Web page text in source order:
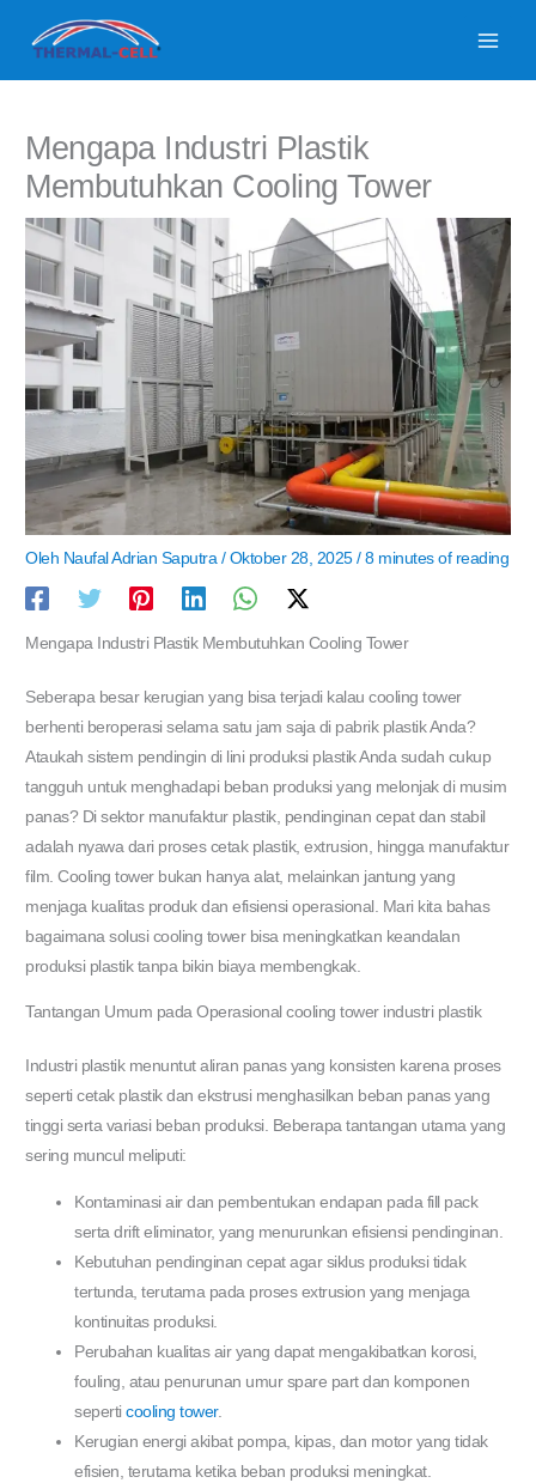
Mengapa Industri Plastik
Membutuhkan Cooling Tower
Oleh Naufal Adrian Saputra / Oktober 28, 2025/8 minutes of reading
Mengapa Industri Plastik Membutuhkan Cooling Tower
Seberapa besar kerugian yang bisa terjadi kalau cooling tower
berhenti beroperasi selama satu jam saja di pabrik plastik Anda?
Ataukah sistem pendingin di lini produksi plastik Anda sudah cukup
tangguh untuk menghadapi beban produksi yang melonjak di musim
panas? Di sektor manufaktur plastik, pendinginan cepat dan stabil
adalah nyawa dari proses cetak plastik, extrusion, hingga manufaktur
film. Cooling tower bukan hanya alat, melainkan jantung yang
menjaga kualitas produk dan efisiensi operasional. Mari kita bahas
bagaimana solusi cooling tower bisa meningkatkan keandalan
produksi plastik tanpa bikin biaya membengkak.
Tantangan Umum pada Operasionalcooling tower industri plastik
Industri plastik menuntut aliran panas yang konsisten karena proses
seperti cetak plastik dan ekstrusi menghasilkan beban panas yang
tinggi serta variasi beban produksi. Beberapa tantangan utama yang
sering muncul meliputi:
Kontaminasi air dan pembentukan endapan pada fill pack
serta drift eliminator, yang menurunkan efisiensi pendinginan.
Kebutuhan pendinginan cepat agar siklus produksi tidak
tertunda, terutama pada proses extrusion yang menjaga
kontinuitas produksi.
Perubahan kualitas air yang dapat mengakibatkan korosi,
fouling, atau penurunan umur spare part dan komponen
seperticooling tower.
Kerugian energi akibat pompa, kipas, dan motor yang tidak
efisien, terutama ketika beban produksi meningkat.